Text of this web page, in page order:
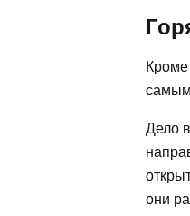
Дело
они